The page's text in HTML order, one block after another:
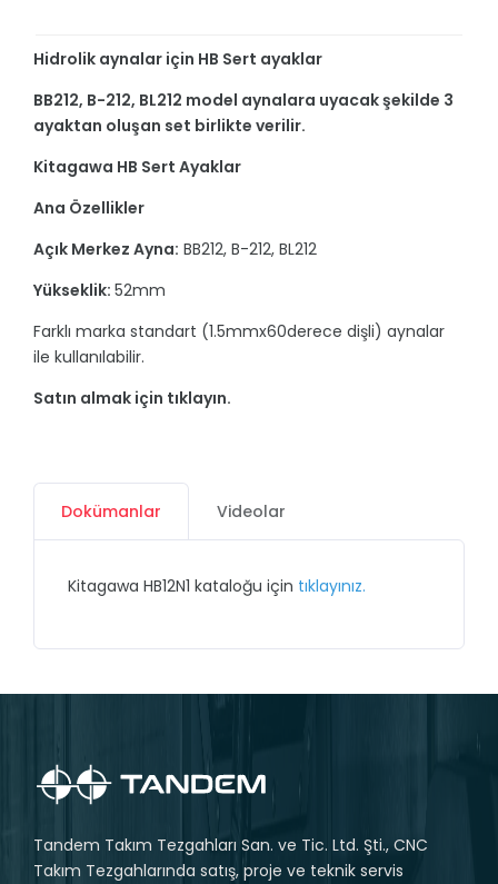
Hidrolik aynalar için HB Sert ayaklar
BB212, B-212, BL212 model aynalara uyacak şekilde 3
ayaktan oluşan set birlikte verilir.
Kitagawa HB Sert Ayaklar
Ana Özellikler
Açık Merkez Ayna: BB212, B-212, BL212
Yükseklik: 52mm
Farklı marka standart (1.5mmx60derece dişli) aynalar
ile kullanılabilir.
Satın almak için tıklayın.
Dokümanlar Videolar
Kitagawa HB12N1 kataloğu için tıklayınız.
Tandem Takım Tezgahları San. ve Tic. Ltd. Şti., CNC
Takım Tezgahlarında satış, proje ve teknik servis